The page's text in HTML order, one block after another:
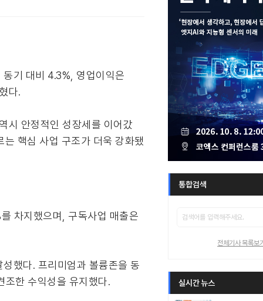
기 대비 4.3%, 영업이익은
다.
시 안정적인 성장세를 이어갔
핵심 사업 구조가 더욱 강화됐
차지했으며, 구독사업 매출은
했다. 프리미엄과 볼륨존을 동
조한 수익성을 유지했다.
통합검색
전체기사 목록보
실시간 뉴스